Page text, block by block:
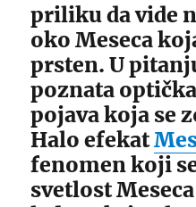
priliku da vide
oko Meseca
prsten. U
poznata
pojava koja se
Halo efekat
fenomen koji
svetlost